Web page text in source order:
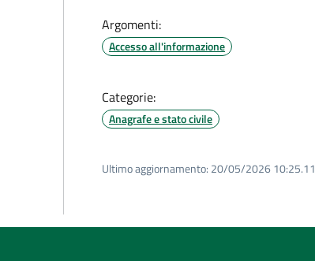
Argomenti:
Accesso all'informazione
Categorie:
Anagrafe e stato civile
Ultimo aggiornamento: 20/05/2026 10:25.11